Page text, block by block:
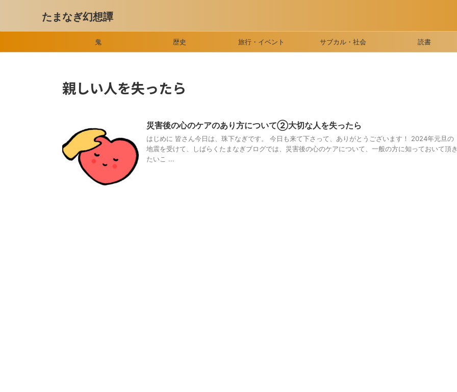
たまなぎ幻想譚
鬼 歴史 旅行・イベント サブカル・社会 読書
親しい人を失ったら
災害後の心のケアのあり方について②大切な人を失ったら
はじめに 皆さん今日は、珠下なぎです。 今日も来て下さって、ありがとうございます！ 2024年元旦の
地震を受けて、しばらくたまなぎブログでは、災害後の心のケアについて、一般の方に知っておいて頂き
たいこ ...